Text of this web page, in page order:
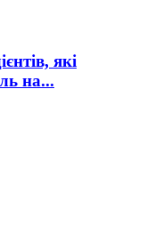
які
на...